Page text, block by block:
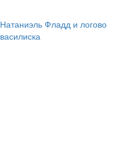
Натаниэль Фладд и логово
василиска